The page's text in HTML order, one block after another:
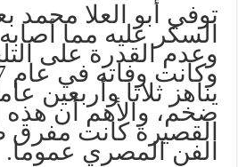
توفي أبو العلا محمد
السكر عليه مما أصابه
وعدم القدرة على
وكانت وفاته في عام 1927
يناهز ثلاثا وأربعين
ضخم، والأهم أن هذه
القصيرة كانت مفرق
الفن المصري عموما.